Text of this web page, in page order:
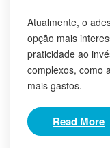
Atualmente, o
opção mais
praticidade ao
complexos, como
mais gastos.
Read More